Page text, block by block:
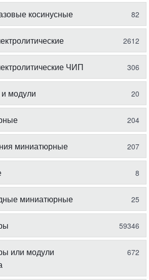
косинусные 82
2612
ЧИП 306
модули 20
204
миниатюрные 207
8
миниатюрные 25
59346
или модули
672